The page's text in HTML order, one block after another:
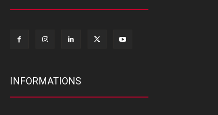
INFORMATIONS